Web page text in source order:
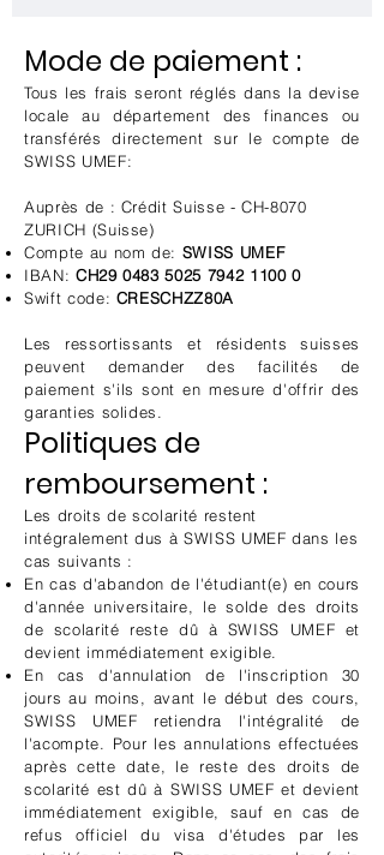
Mode de paiement :
Tous les frais seront réglés dans la devise
locale au département des finances ou
transférés directement sur le compte de
SWISS UMEF:
Auprès de : Crédit Suisse - CH-8070
ZURICH (Suisse)
Compte au nom de: SWISS UMEF
IBAN: CH290483 5025 7942 1100 0
Swift code: CRESCHZZ80A
Les ressortissants et résidents suisses
peuvent demander des facilités de
paiement s'ils sont en mesure d'offrir des
garanties solides.
Politiques de
remboursement :
Les droits de scolarité restent
intégralement dus à SWISS UMEF dans les
cas suivants :
En cas d'abandon de l'étudiant(e) en cours
d'année universitaire, le solde des droits
de scolarité reste dû à SWISS UMEF et
devient immédiatement exigible.
En cas d'annulation de l'inscription 30
jours au moins, avant le début des cours,
SWISS UMEF retiendra l'intégralité de
l'acompte. Pour les annulations effectuées
après cette date, le reste des droits de
scolarité est dû à SWISS UMEF et devient
immédiatement exigible, sauf en cas de
refus officiel du visa d'études par les